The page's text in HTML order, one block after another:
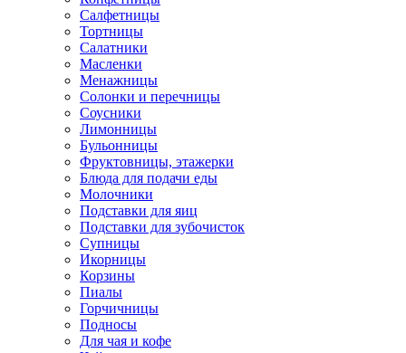
Салфетницы
Тортницы
Салатники
Масленки
Менажницы
Солонки и перечницы
Соусники
Лимонницы
Бульонницы
Фруктовницы, этажерки
Блюда для подачи еды
Молочники
Подставки для яиц
Подставки для зубочисток
Супницы
Икорницы
Корзины
Пиалы
Горчичницы
Подносы
Для чая и кофе